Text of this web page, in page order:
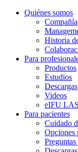
Quiénes somos
Compañía
Historia
Para
Productos
Estudios
Descargas
Videos
eIFU
Para pacientes
Cuidado
Opciones